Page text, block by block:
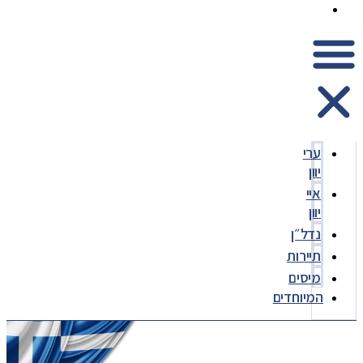
ערי
יוון
איי
יוון
נדל״ן
תיירות
מיסים
המיוחדים